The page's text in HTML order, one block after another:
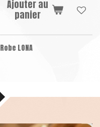
Ajouter au
panier
Robe LONA